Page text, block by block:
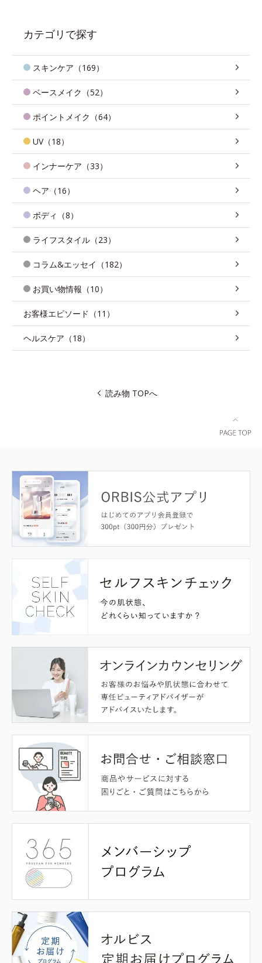
カテゴリで探す
スキンケア（169）
ベースメイク（52）
ポイントメイク（64）
UV（18）
インナーケア（33）
ヘア（16）
ボディ（8）
ライフスタイル（23）
コラム&エッセイ（182）
お買い物情報（10）
お客様エピソード（11）
ヘルスケア（18）
読み物 TOPへ